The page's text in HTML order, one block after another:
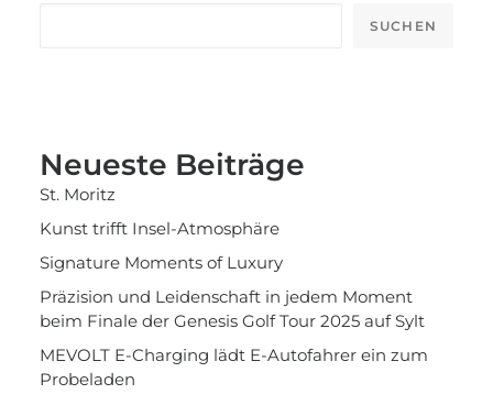
SUCHEN
Neueste Beiträge
St. Moritz
Kunst trifft Insel-Atmosphäre
Signature Moments of Luxury
Präzision und Leidenschaft in jedem Moment
beim Finale der Genesis Golf Tour 2025 auf Sylt
MEVOLT E-Charging lädt E-Autofahrer ein zum
Probeladen